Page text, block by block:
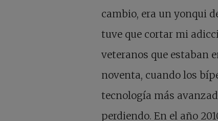
cambio, era un yonqui
tuve que cortar mi
veteranos que estaban
noventa, cuando los
tecnología más
perdiendo. En el año